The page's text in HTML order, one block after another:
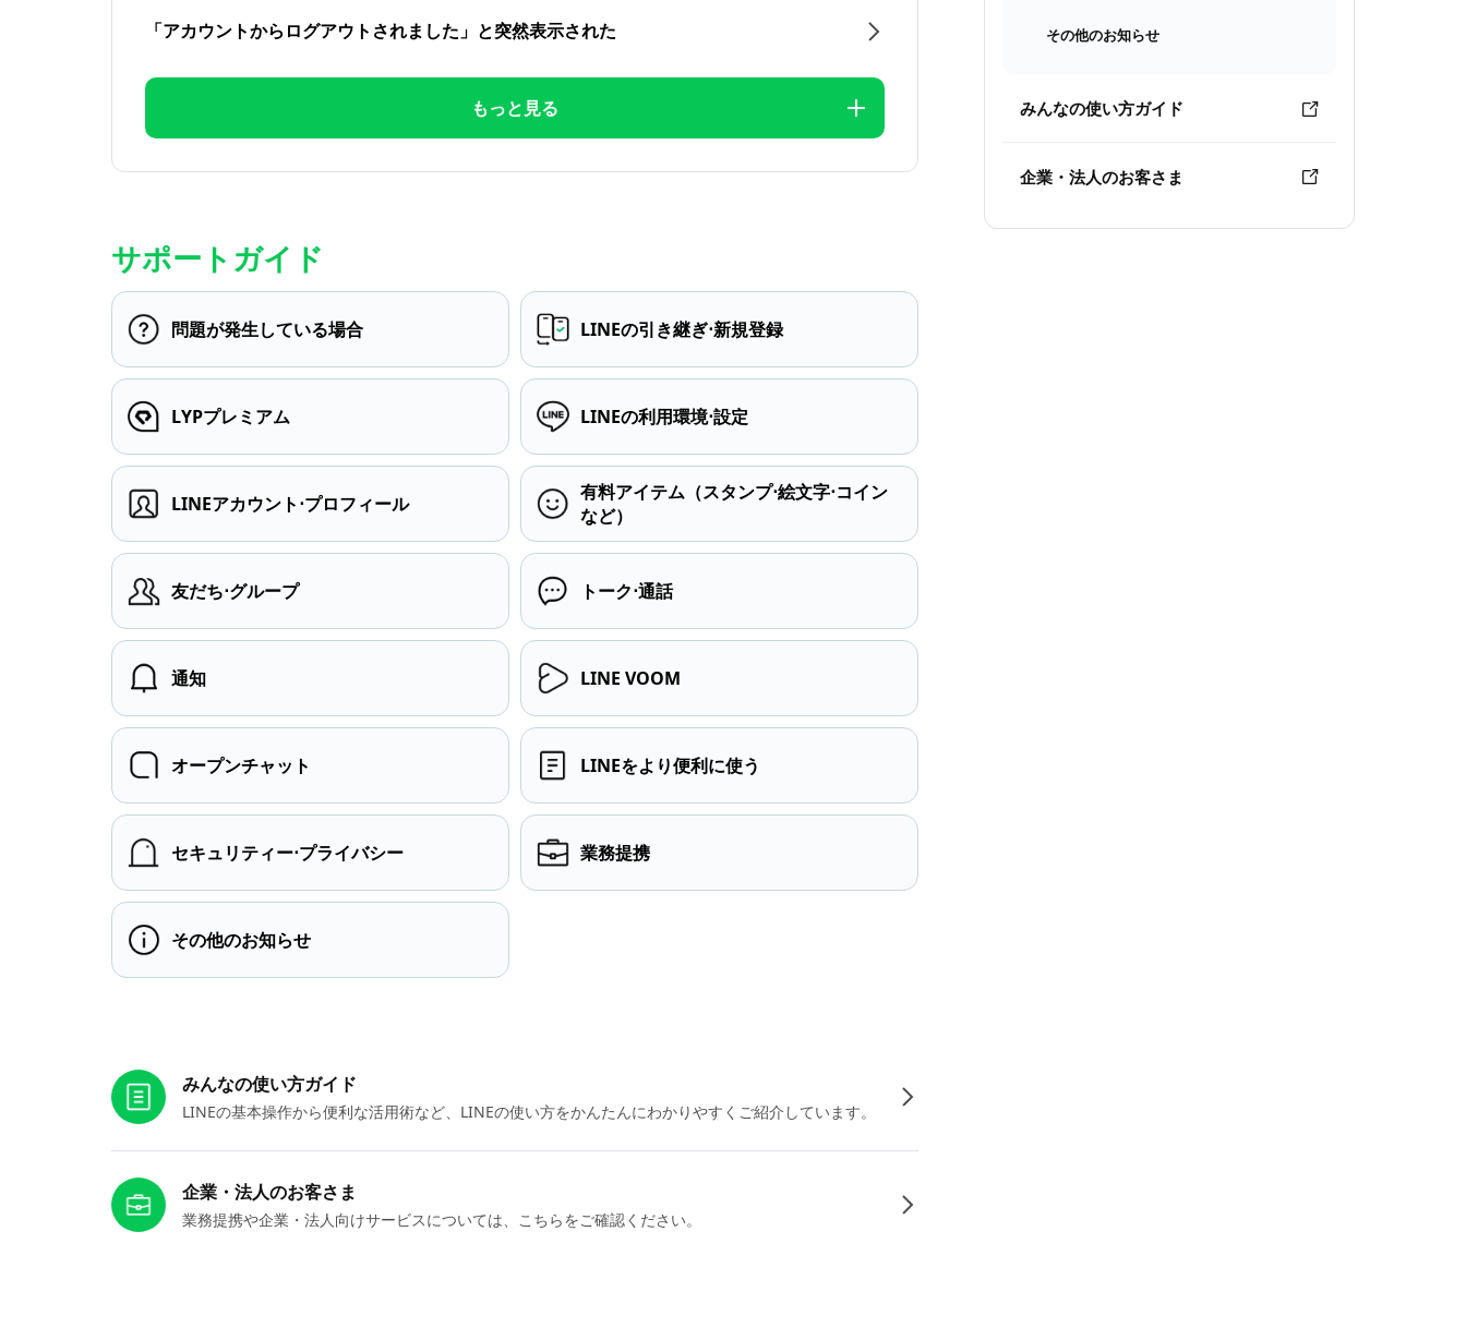
その他のお知らせ
みんなの使い方ガイド
企業・法人のお客さま
「アカウントからログアウトされました」と突然表示された
もっと見る
サポートガイド
問題が発生している場合 LINEの引き継ぎ⋅新規登録
LYPプレミアム LINEの利用環境⋅設定
LINEアカウント⋅プロフィール
有料アイテム（スタンプ⋅絵文字⋅コイン
など）
友だち⋅グループ トーク⋅通話
通知 LINE VOOM
オープンチャット LINEをより便利に使う
セキュリティー⋅プライバシー 業務提携
その他のお知らせ
みんなの使い方ガイド
LINEの基本操作から便利な活用術など、LINEの使い方をかんたんにわかりやすくご紹介しています。
企業・法人のお客さま
業務提携や企業・法人向けサービスについては、こちらをご確認ください。